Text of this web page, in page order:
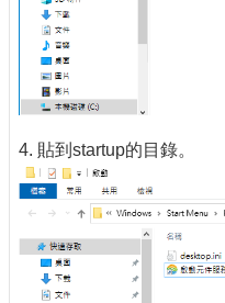
4. 貼到startup的目錄。